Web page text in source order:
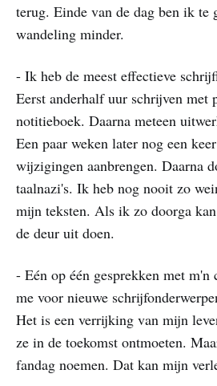
terug. Einde van de dag ben ik te
wandeling minder.
- Ik heb de meest effectieve
Eerst anderhalf uur schrijven met
notitieboek. Daarna meteen
Een paar weken later nog een
wijzigingen aanbrengen. Daarna
taalnazi's. Ik heb nog nooit zo
mijn teksten. Als ik zo doorga
de deur uit doen.
- Eén op één gesprekken met
me voor nieuwe
Het is een verrijking van mijn
ze in de toekomst ontmoeten.
fandag noemen. Dat kan mijn